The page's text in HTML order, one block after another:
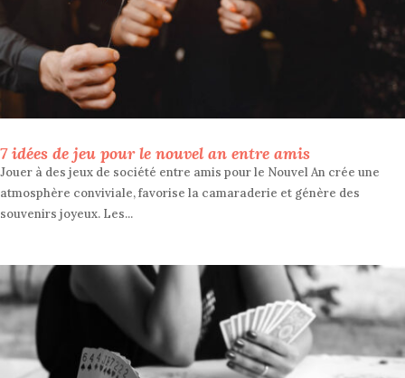
7 idées de jeu pour le nouvel an entre amis
Jouer à des jeux de société entre amis pour le Nouvel An crée une
atmosphère conviviale, favorise la camaraderie et génère des
souvenirs joyeux. Les...